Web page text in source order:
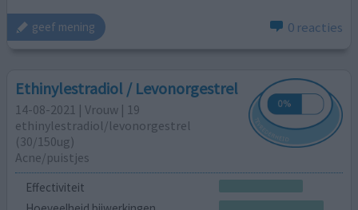
geef mening 0 reacties
Ethinylestradiol / Levonorgestrel
14-08-2021 | Vrouw | 19
ethinylestradiol/levonorgestrel
(30/150ug)
Acne/puistjes
Effectiviteit